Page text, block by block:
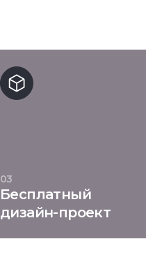
03
Бесплатный
дизайн-проект